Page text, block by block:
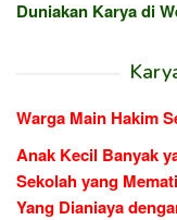
Duniakan Karya di
Warga Main Hakim
Anak Kecil Banyak
Sekolah yang
Yang Dianiaya